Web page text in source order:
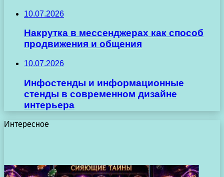
10.07.2026
Накрутка в мессенджерах как способ
продвижения и общения
10.07.2026
Инфостенды и информационные
стенды в современном дизайне
интерьера
Интересное